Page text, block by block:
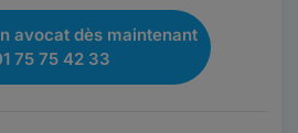
avocat dès maintenant
75 75 42 33